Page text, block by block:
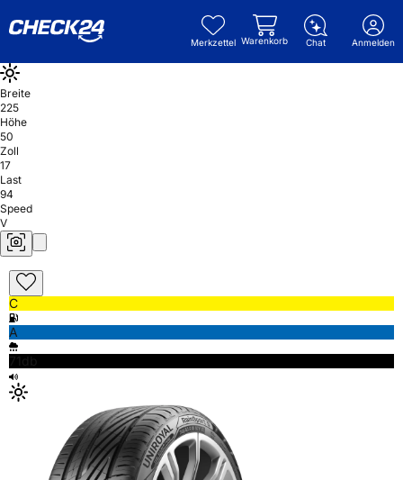
Merkzettel Warenkorb Chat Anmelden
Breite
225
Höhe
50
Zoll
17
Last
94
Speed
V
C
A
71db